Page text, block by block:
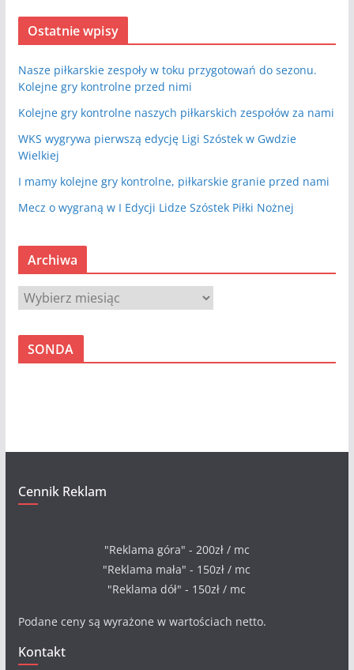
Ostatnie wpisy
Nasze piłkarskie zespoły w toku przygotowań do sezonu.
Kolejne gry kontrolne przed nimi
Kolejne gry kontrolne naszych piłkarskich zespołów za nami
WKS wygrywa pierwszą edycję Ligi Szóstek w Gwdzie
Wielkiej
I mamy kolejne gry kontrolne, piłkarskie granie przed nami
Mecz o wygraną w I Edycji Lidze Szóstek Piłki Nożnej
Archiwa
A
r
c
SONDA
Cennik Reklam
"Reklama góra" - 200zł / mc
"Reklama mała" - 150zł / mc
"Reklama dół" - 150zł / mc
Podane ceny są wyrażone w wartościach netto.
Kontakt